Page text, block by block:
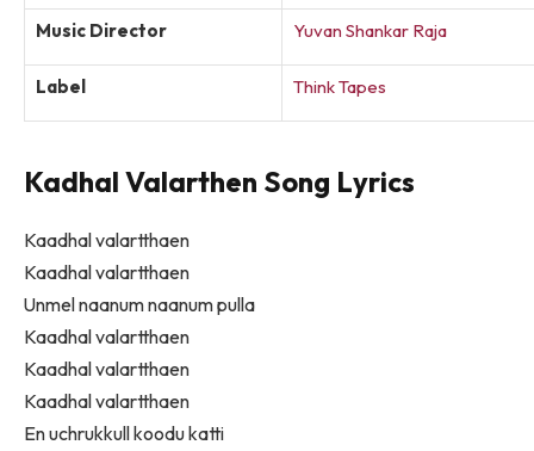
Music Director Yuvan Shankar Raja
Label Think Tapes
Kadhal Valarthen Song Lyrics
Kaadhal valartthaen
Kaadhal valartthaen
Unmel naanum naanum pulla
Kaadhal valartthaen
Kaadhal valartthaen
Kaadhal valartthaen
En uchrukkull koodu katti